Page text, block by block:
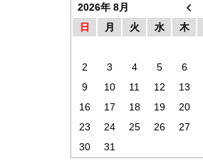
2026年 8月
日
月 火 水 木
2
3 4 5 6
9
10 11 12 13
16
17 18 19 20
23
24 25 26 27
30
31